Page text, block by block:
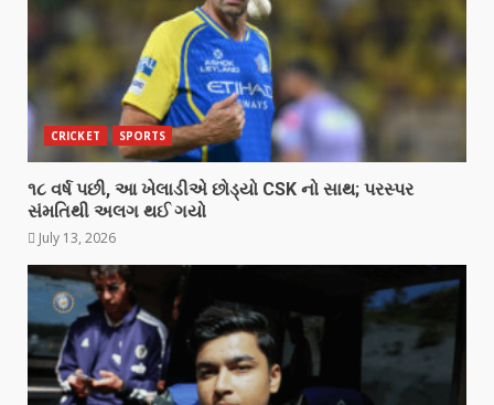
CRICKET SPORTS
૧૮ વર્ષ પછી, આ ખેલાડીએ છોડ્યો CSK નો સાથ; પરસ્પર
સંમતિથી અલગ થઈ ગયો
July 13, 2026